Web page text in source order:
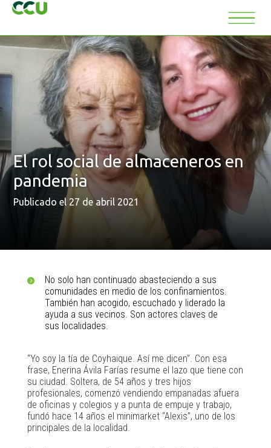
El rol social de almaceneros en
pandemia
Publicado el 27 de abril 2021
No solo han continuado abasteciendo a sus
comunidades en medio de los confinamientos.
También han acogido, escuchado y liderado la
ayuda a sus vecinos. Son actores claves de
sus localidades.
“Yo soy la tía de Coyhaique. Así me dicen”. Con esa
frase, Enerina Ávila Farías resume el lazo que tiene con
su ciudad. Soltera, de 54 años y tres hijos
profesionales, comenzó vendiendo empanadas afuera
de oficinas y colegios y a punta de empuje y trabajo,
fundó hace 14 años el minimarket “Alexis”, uno de los
principales de la localidad.